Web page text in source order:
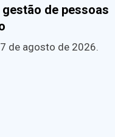
de pessoas
de agosto de 2026.